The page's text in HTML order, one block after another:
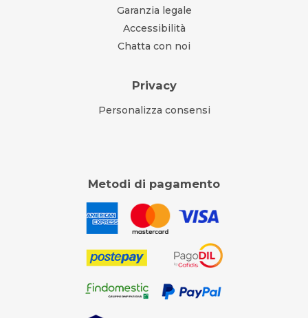
Garanzia legale
Accessibilità
Chatta con noi
Privacy
Personalizza consensi
Metodi di pagamento